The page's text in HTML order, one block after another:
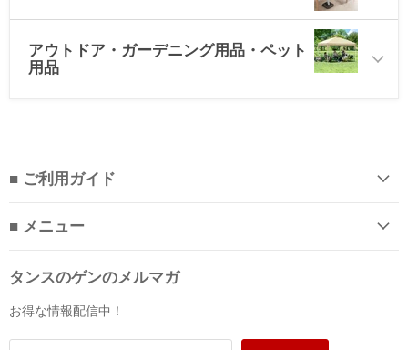
アウトドア・ガーデニング用品・ペット
用品
■ ご利用ガイド
■ メニュー
タンスのゲンのメルマガ
お得な情報配信中！